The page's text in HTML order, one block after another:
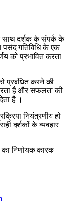
साथ दर्शक के संपर्क के
गतिविधि के एक
को प्रभावित करता
प्रबंधित करने की
है और सफलता की
है ।
नियंत्रणीय हो
दर्शकों के व्यवहार
निर्णायक कारक